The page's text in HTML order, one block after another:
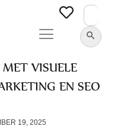
Search
SEARCH BUTTON
MET VISUELE
EN SEO
19, 2025